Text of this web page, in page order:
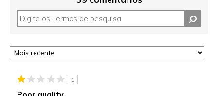
1
Poor quality